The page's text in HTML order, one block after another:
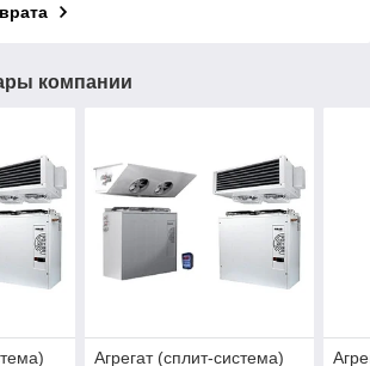
компании
Агрегат (сплит-система)